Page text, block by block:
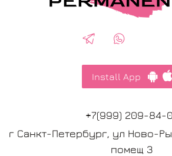
Install App
+7(999) 209-84-
г Санкт-Петербург, ул Ново-
помещ 3